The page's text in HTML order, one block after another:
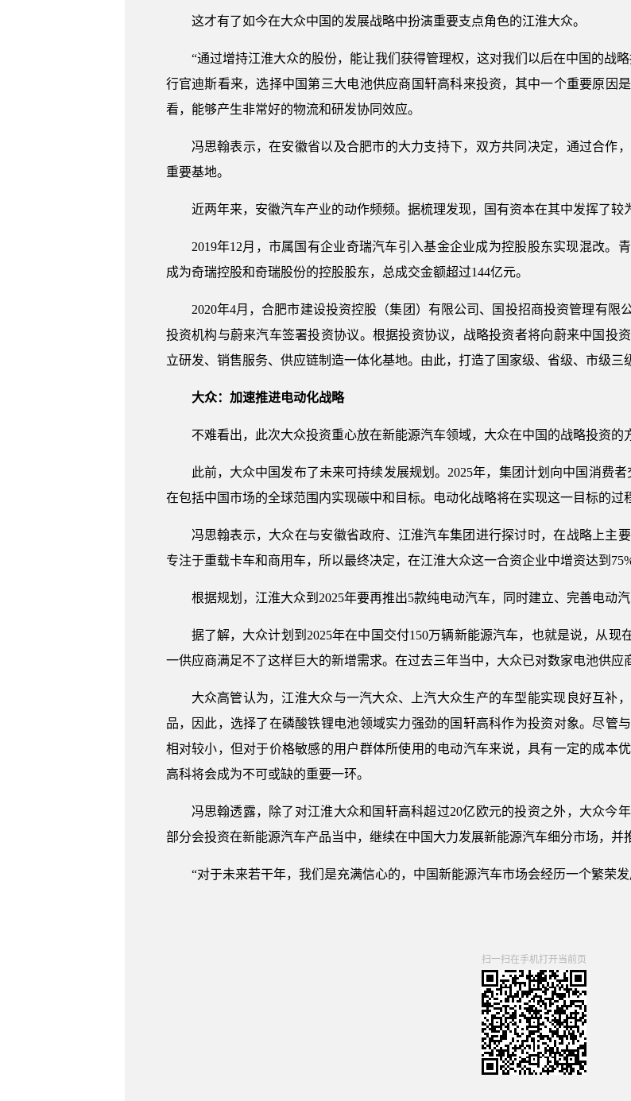
这才有了如今在大众中国的发展战略中扮演重要支点角色的江淮大众。
“通过增持江淮大众的股份，能让我们获得管理权，这对我们以后在中国的战
行官迪斯看来，选择中国第三大电池供应商国轩高科来投资，其中一个重要原因
看，能够产生非常好的物流和研发协同效应。
冯思翰表示，在安徽省以及合肥市的大力支持下，双方共同决定，通过合作
重要基地。
近两年来，安徽汽车产业的动作频频。据梳理发现，国有资本在其中发挥了较
2019年12月，市属国有企业奇瑞汽车引入基金企业成为控股股东实现混改。
成为奇瑞控股和奇瑞股份的控股股东，总成交金额超过144亿元。
2020年4月，合肥市建设投资控股（集团）有限公司、国投招商投资管理有
投资机构与蔚来汽车签署投资协议。根据投资协议，战略投资者将向蔚来中国投
立研发、销售服务、供应链制造一体化基地。由此，打造了国家级、省级、市级三
大众：加速推进电动化战略
不难看出，此次大众投资重心放在新能源汽车领域，大众在中国的战略投资的
此前，大众中国发布了未来可持续发展规划。2025年，集团计划向中国消费
在包括中国市场的全球范围内实现碳中和目标。电动化战略将在实现这一目标的过
冯思翰表示，大众在与安徽省政府、江淮汽车集团进行探讨时，在战略上主
专注于重载卡车和商用车，所以最终决定，在江淮大众这一合资企业中增资达到
根据规划，江淮大众到2025年要再推出5款纯电动汽车，同时建立、完善电动汽
据了解，大众计划到2025年在中国交付150万辆新能源汽车，也就是说，从现
一供应商满足不了这样巨大的新增需求。在过去三年当中，大众已对数家电池供应
大众高管认为，江淮大众与一汽大众、上汽大众生产的车型能实现良好互补
品，因此，选择了在磷酸铁锂电池领域实力强劲的国轩高科作为投资对象。尽管
相对较小，但对于价格敏感的用户群体所使用的电动汽车来说，具有一定的成本
高科将会成为不可或缺的重要一环。
冯思翰透露，除了对江淮大众和国轩高科超过20亿欧元的投资之外，大众今
部分会投资在新能源汽车产品当中，继续在中国大力发展新能源汽车细分市场，并
“对于未来若干年，我们是充满信心的，中国新能源汽车市场会经历一个繁荣发
扫一扫在手机打开当前页